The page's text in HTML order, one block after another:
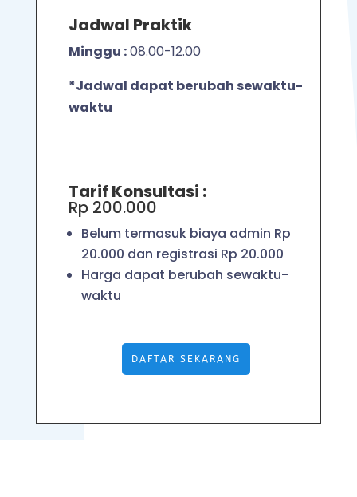
Jadwal Praktik
Minggu :08.00-12.00
*Jadwal dapat berubah sewaktu-
waktu
Tarif Konsultasi :
Rp 200.000
Belum termasuk biaya admin Rp
20.000 dan registrasi Rp 20.000
Harga dapat berubah sewaktu-
waktu
DAFTAR SEKARANG